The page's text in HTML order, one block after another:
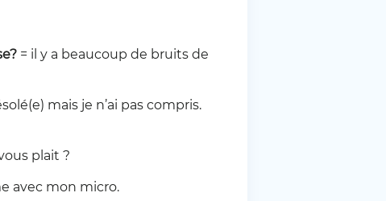
= il y a beaucoup de bruits de
mais je n’ai pas compris.
plait ?
avec mon micro.